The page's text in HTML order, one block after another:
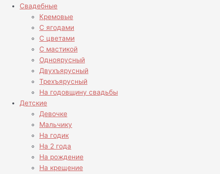
Свадебные
Кремовые
С ягодами
С цветами
С мастикой
Одноярусный
Двухъярусный
Трехъярусный
На годовщину свадьбы
Детские
Девочке
Мальчику
На годик
На 2 года
На рождение
На крещение